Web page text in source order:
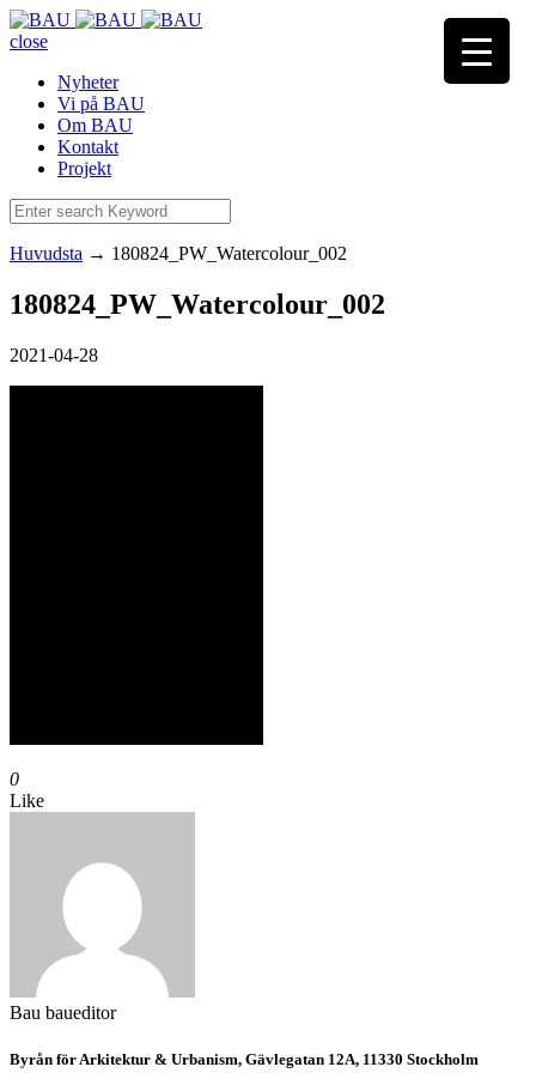
close
Nyheter
Vi på BAU
Om BAU
Kontakt
Projekt
Huvudsta → 180824_PW_Watercolour_002
180824_PW_Watercolour_002
2021-04-28
0
Like
Bau baueditor
Byrån för Arkitektur & Urbanism, Gävlegatan 12A, 11330 Stockholm